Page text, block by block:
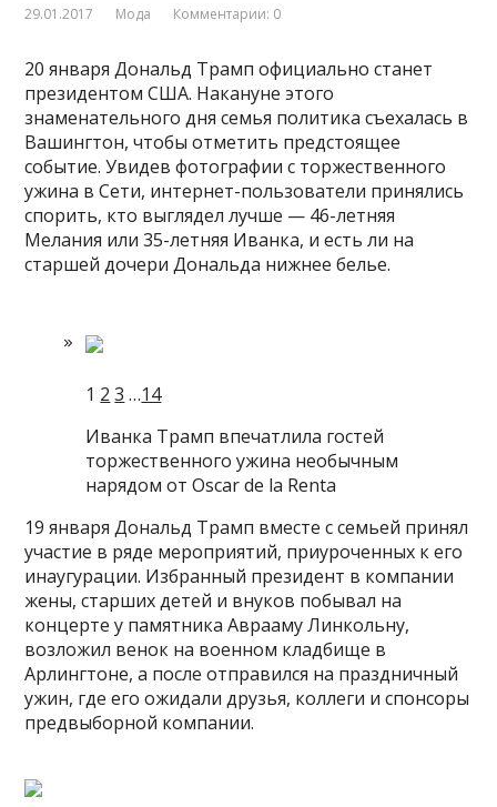
29.01.2017 Мода Комментарии: 0
20 января Дональд Трамп официально станет
президентом США. Накануне этого
знаменательного дня семья политика съехалась в
Вашингтон, чтобы отметить предстоящее
событие. Увидев фотографии с торжественного
ужина в Сети, интернет-пользователи принялись
спорить, кто выглядел лучше — 46-летняя
Мелания или 35-летняя Иванка, и есть ли на
старшей дочери Дональда нижнее белье.
1 2 3 …14
Иванка Трамп впечатлила гостей
торжественного ужина необычным
нарядом от Oscar de la Renta
19 января Дональд Трамп вместе с семьей принял
участие в ряде мероприятий, приуроченных к его
инаугурации. Избранный президент в компании
жены, старших детей и внуков побывал на
концерте у памятника Аврааму Линкольну,
возложил венок на военном кладбище в
Арлингтоне, а после отправился на праздничный
ужин, где его ожидали друзья, коллеги и спонсоры
предвыборной компании.